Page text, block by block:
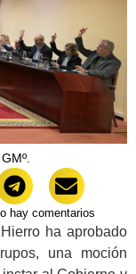
hay comentarios
ha aprobado
una moción